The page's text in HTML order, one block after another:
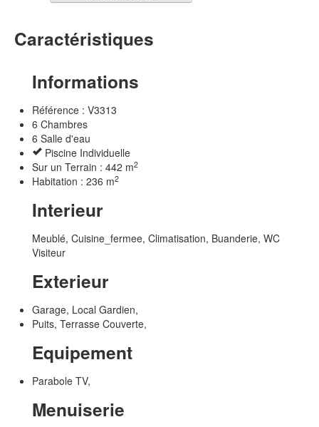
Caractéristiques
Informations
Référence : V3313
6 Chambres
6 Salle d'eau
Piscine Individuelle
Sur un Terrain : 442 m2
Habitation : 236 m2
Interieur
Meublé, Cuisine_fermee, Climatisation, Buanderie, WC
Visiteur
Exterieur
Garage, Local Gardien,
Puits, Terrasse Couverte,
Equipement
Parabole TV,
Menuiserie